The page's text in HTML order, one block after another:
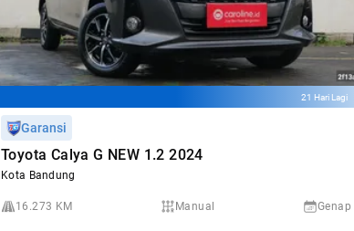
21 Hari Lagi
Garansi
Toyota Calya G NEW 1.2 2024
Kota Bandung
16.273 KM Manual Genap